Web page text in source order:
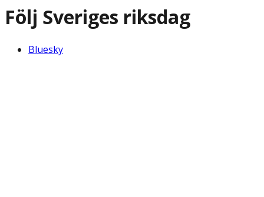
Följ Sveriges riksdag
Bluesky